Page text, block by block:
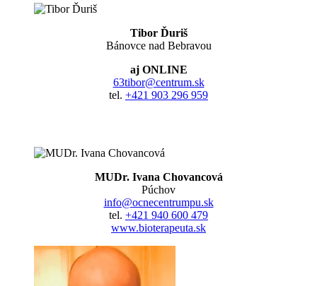
Tibor Ďuriš
Bánovce nad Bebravou
aj ONLINE
63tibor@centrum.sk
tel. +421 903 296 959
MUDr. Ivana Chovancová
Púchov
info@ocnecentrumpu.sk
tel. +421 940 600 479
www.bioterapeuta.sk